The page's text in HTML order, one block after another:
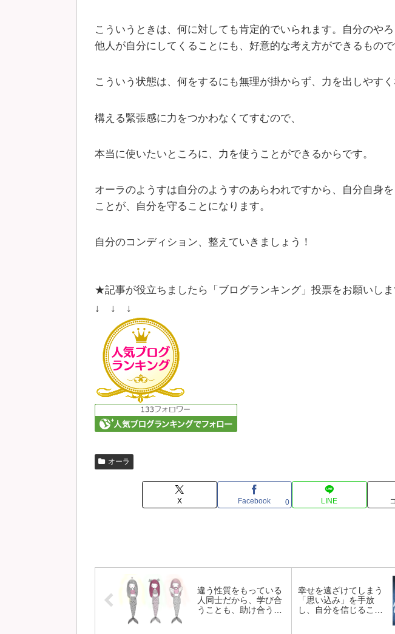
こういうときは、何に対しても肯定的でいられます。自分のやろ
他人が自分にしてくることにも、好意的な考え方ができるもので
こういう状態は、何をするにも無理が掛からず、力を出しやすく
構える緊張感に力をつかわなくてすむので、
本当に使いたいところに、力を使うことができるからです。
オーラのようすは自分のようすのあらわれですから、自分自身
ことが、自分を守ることになります。
自分のコンディション、整えていきましょう！
★記事が役立ちましたら「ブログランキング」投票をお願いしま
↓ ↓ ↓
オーラ
X Facebook 0 LINE
違う性質をもっている
人同士だから、学び合
うことも、助け合うこ
幸せを遠ざけてしまう
「思い込み」を手放
し、自分を信じるこ